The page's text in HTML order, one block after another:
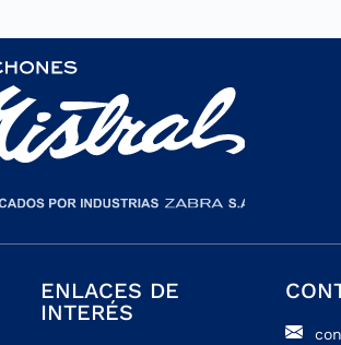
ENLACES DE
INTERÉS